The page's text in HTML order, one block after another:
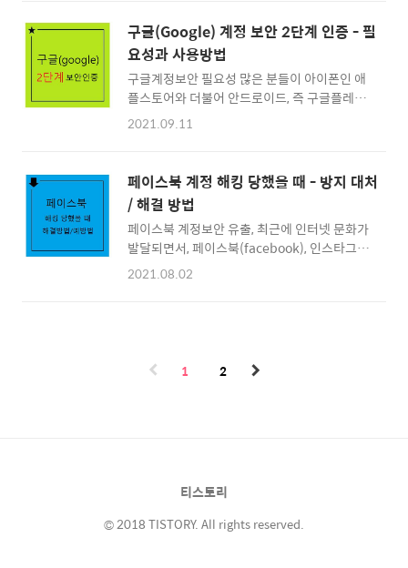
미승인 결제가 이루어졌다면 미승인 결제 신고
서를 작성하여 구글에 보낸 뒤 고객센터에서 환
불절차를 진행하여야 합니..
만 내가 게임컨텐츠를 구매하는 것을 제외하고
자녀들이 부모의 허락없이 구매하거나 혹은 구
글Play스토어의 결제수단을 이용하여 사기를
당하는 등의 결과로 인하여 환불을 받아야 하는
상황이 있습니다. Google 플레이 스토어 환불
방법, 구글 Play 스토어에서 환불을 받기위해서
려는 목적과 유형에 따라 환불받는 방법이 달라
질 수 있으니 플레이스토어 환불정책과 환불 방
법 대하여 알아보도록 하..
구글(Google) 계정 보안 2단계 인증 - 필
요성과 사용방법
구글계정보안 필요성 많은 분들이 아이폰인 애
플스토어와 더불어 안드로이드, 즉 구글플레이
스토어를 이용하여 다양한 모바일 앱을 유료로
부분이 내가 구글계정이 있었는지 아니면 가입
후 전혀 관심을 주지 않는분들이 대다수 인데요.
최근에 들어 이 구글 플레이 스토어를 통한 승인
되지않은 결제, 작게는 10만원 크게는 몇백만원
까지 인출되는 사기에 많은분들이 피해를 입었
는데요. 이는 나의 부주의한 행동에서 비롯된것
용방법 구글 2단계 보안인증 방법..
2021.09.11
페이스북 계정 해킹 당했을 때 - 방지 대처
/ 해결 방법
페이스북 계정보안 유출, 최근에 인터넷 문화가
발달되면서, 페이스북(facebook), 인스타그램
등의 SNS 해킹시도 가 정말 많은데요. 직접 계
이스북(FACEBOOK) 계정해킹 사례를 말씀드
리자면 모르는 사람이 여성의 사진과 동영상을
정에서 친구나 가족등의 페이스북(facebook)
메신저로 클..
2021.08.02
1 2
티스토리
© 2018 TISTORY. All rights reserved.